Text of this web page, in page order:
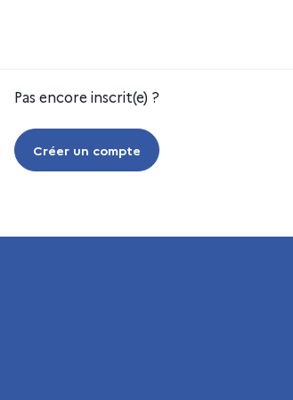
Pas encore inscrit(e) ?
Créer un compte